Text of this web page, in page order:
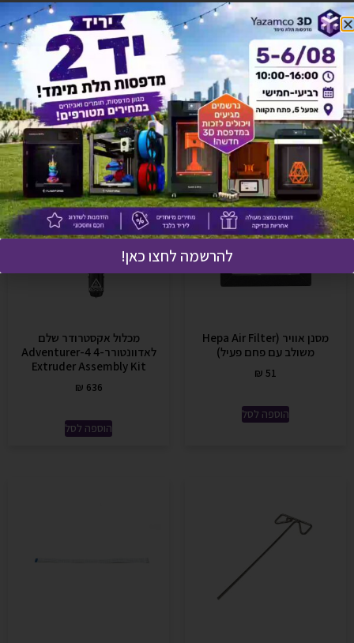
אולי יעניין אותך גם
מסנן אוויר (Hepa Air Filter
משולב עם פחם פעיל)
₪ 51
הוספה לסל
מכלול אקסטרודר שלם
לאדוונטורר-4 Adventurer-4
Extruder Assembly Kit
₪ 636
הוספה לסל
להרשמה לחצו כאן!